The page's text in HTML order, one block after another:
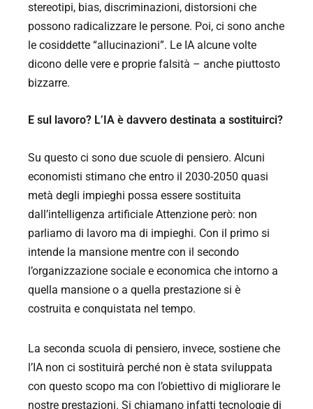
stereotipi, bias, discriminazioni, distorsioni che
possono radicalizzare le persone. Poi, ci sono anche
le cosiddette “allucinazioni”. Le IA alcune volte
dicono delle vere e proprie falsità – anche piuttosto
bizzarre.
E sul lavoro? L’IA è davvero destinata a sostituirci?
Su questo ci sono due scuole di pensiero. Alcuni
economisti stimano che entro il 2030-2050 quasi
metà degli impieghi possa essere sostituita
dall’intelligenza artificiale Attenzione però: non
parliamo di lavoro ma di impieghi. Con il primo si
intende la mansione mentre con il secondo
l’organizzazione sociale e economica che intorno a
quella mansione o a quella prestazione si è
costruita e conquistata nel tempo.
La seconda scuola di pensiero, invece, sostiene che
l’IA non ci sostituirà perché non è stata sviluppata
con questo scopo ma con l’obiettivo di migliorare le
nostre prestazioni. Si chiamano infatti tecnologie di